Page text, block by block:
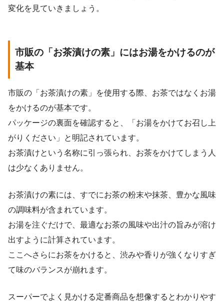
変化を見ていきましょう。
市販の「お茶漬けの素」にはお湯をかけるのが
基本
市販の「お茶漬けの素」を使用する際、お茶ではなくお湯
をかけるのが基本です。
パッケージの裏面を確認すると、「お湯をかけてお召し上
がりください」と明記されています。
お茶漬けという名称に引っ張られ、お茶をかけてしまう人
は少なくありません。
お茶漬けの素には、すでにお茶の粉末や抹茶、豊かな風味
の調味料が含まれています。
お湯を注ぐだけで、最適なお茶の風味や出汁の旨みが溶け
出すように計算されています。
ここへさらにお茶をかけると、渋みや香りが強くなりすぎ
て味のバランスが崩れます。
スーパーでよく見かける定番商品を想像するとわかりやす